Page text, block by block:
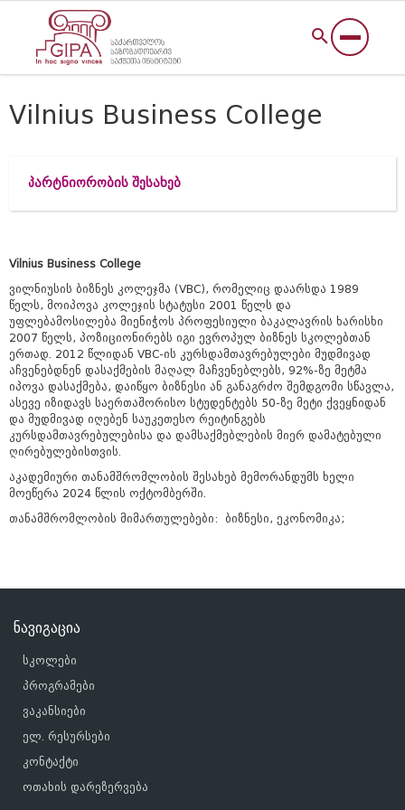
Vilnius Business College
პარტნიორობის შესახებ
Vilnius Business College
ვილნიუსის ბიზნეს კოლეჯმა (VBC), რომელიც დაარსდა 1989
წელს, მოიპოვა კოლეჯის სტატუსი 2001 წელს და
უფლებამოსილება მიენიჭოს პროფესიული ბაკალავრის ხარისხი
2007 წელს, პოზიციონირებს იგი ევროპულ ბიზნეს სკოლებთან
ერთად. 2012 წლიდან VBC-ის კურსდამთავრებულები მუდმივად
აჩვენებდნენ დასაქმების მაღალ მაჩვენებლებს, 92%-ზე მეტმა
იპოვა დასაქმება, დაიწყო ბიზნესი ან განაგრძო შემდგომი სწავლა,
ასევე იზიდავს საერთაშორისო სტუდენტებს 50-ზე მეტი ქვეყნიდან
და მუდმივად იღებენ საუკეთესო რეიტინგებს
კურსდამთავრებულებისა და დამსაქმებლების მიერ დამატებული
ღირებულებისთვის.
აკადემიური თანამშრომლობის შესახებ მემორანდუმს ხელი
მოეწერა 2024 წლის ოქტომბერში.
თანამშრომლობის მიმართულებები: ბიზნესი, ეკონომიკა;
ნავიგაცია
სკოლები
პროგრამები
ვაკანსიები
ელ. რესურსები
კონტაქტი
ოთახის დარეზერვება